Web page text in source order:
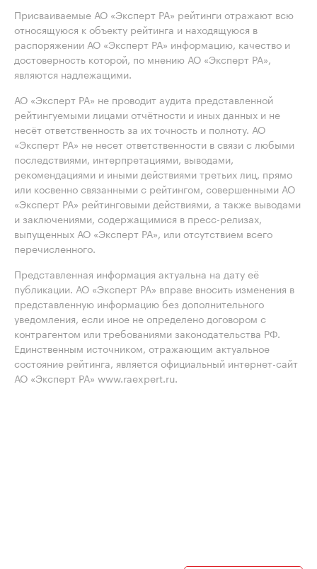
Присваиваемые АО «Эксперт РА» рейтинги отражают всю
относящуюся к объекту рейтинга и находящуюся в
распоряжении АО «Эксперт РА» информацию, качество и
достоверность которой, по мнению АО «Эксперт РА»,
являются надлежащими.
АО «Эксперт РА» не проводит аудита представленной
рейтингуемыми лицами отчётности и иных данных и не
несёт ответственность за их точность и полноту. АО
«Эксперт РА» не несет ответственности в связи с любыми
последствиями, интерпретациями, выводами,
рекомендациями и иными действиями третьих лиц, прямо
или косвенно связанными с рейтингом, совершенными АО
«Эксперт РА» рейтинговыми действиями, а также выводами
и заключениями, содержащимися в пресс-релизах,
выпущенных АО «Эксперт РА», или отсутствием всего
перечисленного.
Представленная информация актуальна на дату её
публикации. АО «Эксперт РА» вправе вносить изменения в
представленную информацию без дополнительного
уведомления, если иное не определено договором с
контрагентом или требованиями законодательства РФ.
Единственным источником, отражающим актуальное
состояние рейтинга, является официальный интернет-сайт
АО «Эксперт РА» www.raexpert.ru.